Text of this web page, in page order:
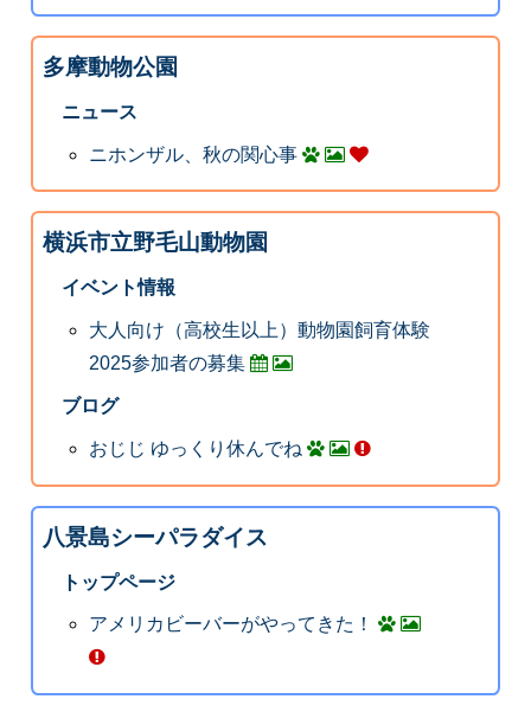
多摩動物公園
ニュース
ニホンザル、秋の関心事
横浜市立野毛山動物園
イベント情報
大人向け（高校生以上）動物園飼育体験
2025参加者の募集
ブログ
おじじ ゆっくり休んでね
八景島シーパラダイス
トップページ
アメリカビーバーがやってきた！